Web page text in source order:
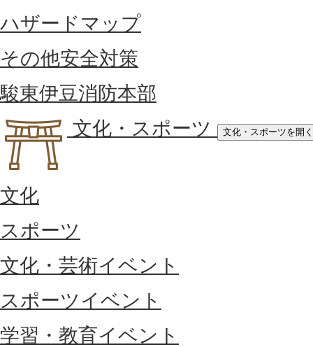
ハザードマップ
その他安全対策
駿東伊豆消防本部
文化・スポーツ
文化・スポーツを開く
文化
スポーツ
文化・芸術イベント
スポーツイベント
学習・教育イベント